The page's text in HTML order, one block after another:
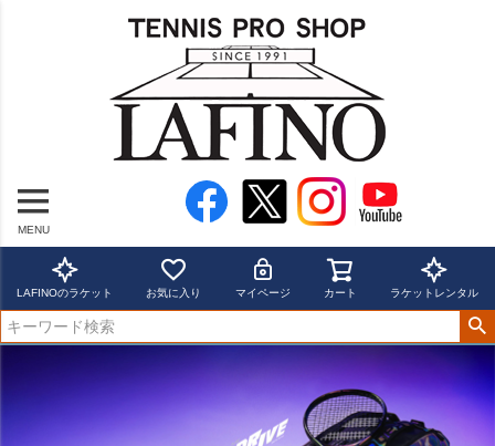
MENU
LAFINOのラケット お気に入り マイページ カート ラケットレンタル